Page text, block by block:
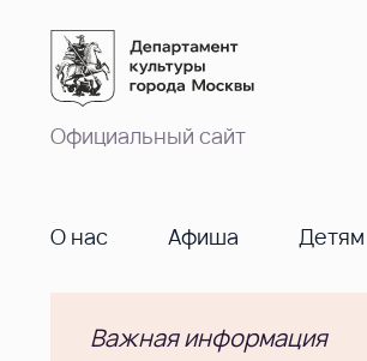
Официальный сайт
О нас Афиша Детям
Важная информация